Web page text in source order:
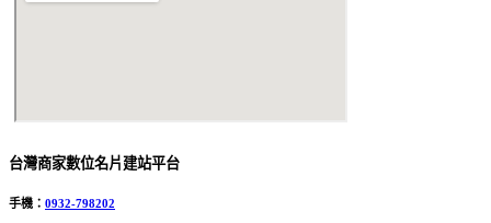
台灣商家數位名片建站平台
手機： 0932-798202